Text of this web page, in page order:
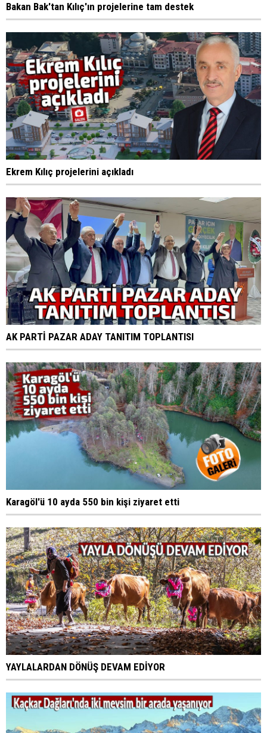
Bakan Bak'tan Kılıç'ın projelerine tam destek
Ekrem Kılıç projelerini açıkladı
AK PARTİ PAZAR ADAY TANITIM TOPLANTISI
Karagöl'ü 10 ayda 550 bin kişi ziyaret etti
YAYLALARDAN DÖNÜŞ DEVAM EDİYOR